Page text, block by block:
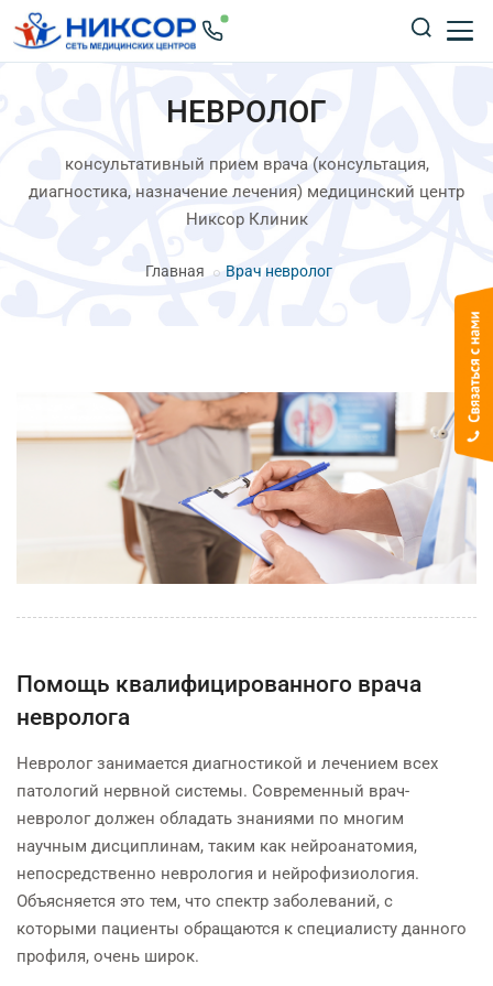
НЕВРОЛОГ
консультативный прием врача (консультация,
диагностика, назначение лечения) медицинский центр
Никсор Клиник
Главная Врач невролог
Помощь квалифицированного врача
невролога
Невролог занимается диагностикой и лечением всех
патологий нервной системы. Современный врач-
невролог должен обладать знаниями по многим
научным дисциплинам, таким как нейроанатомия,
непосредственно неврология и нейрофизиология.
Объясняется это тем, что спектр заболеваний, с
которыми пациенты обращаются к специалисту данного
профиля, очень широк.